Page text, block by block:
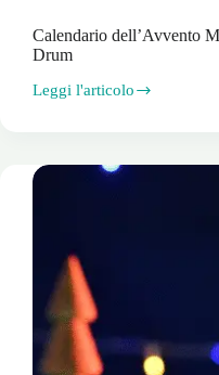
Calendario dell’Avvento
Drum
Leggi l'articolo
Calendario
Shaker